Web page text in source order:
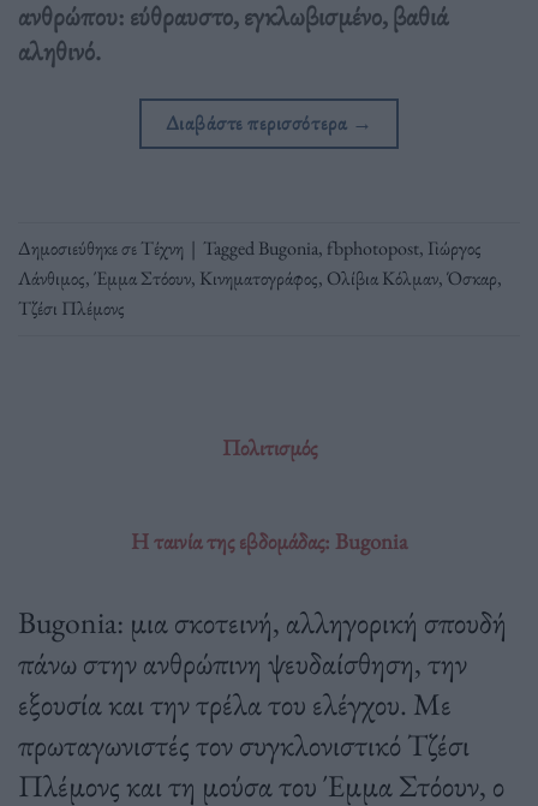
ανθρώπου: εύθραυστο, εγκλωβισμένο, βαθιά
αληθινό.
Διαβάστε περισσότερα →
Δημοσιεύθηκε σεΤέχνη | TaggedBugonia, fbphotopost, Γιώργος
Λάνθιμος,Έμμα Στόουν, Κινηματογράφος, Ολίβια Κόλμαν,Όσκαρ,
Τζέσι Πλέμονς
Πολιτισμός
H ταινία της εβδομάδας: Bugonia
Bugonia: μια σκοτεινή, αλληγορική σπουδή
πάνω στην ανθρώπινη ψευδαίσθηση, την
εξουσία και την τρέλα του ελέγχου. Με
πρωταγωνιστές τον συγκλονιστικό Τζέσι
Πλέμονς και τη μούσα του Έμμα Στόουν, ο